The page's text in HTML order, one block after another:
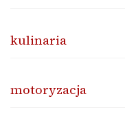
kulinaria
motoryzacja